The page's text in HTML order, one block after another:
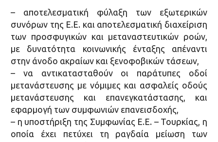
– αποτελεσματική φύλαξη των εξωτερικών
συνόρων της Ε.Ε. και αποτελεσματική διαχείριση
των προσφυγικών και μεταναστευτικών ροών,
με δυνατότητα κοινωνικής ένταξης απέναντι
στην άνοδο ακραίων και ξενοφοβικών τάσεων,
– να αντικατασταθούν οι παράτυπες οδοί
μετανάστευσης με νόμιμες και ασφαλείς οδούς
μετανάστευσης και επανεγκατάστασης, και
εφαρμογή των συμφωνιών επανεισδοχής,
– η υποστήριξη της Συμφωνίας Ε.Ε. – Τουρκίας, η
οποία έχει πετύχει τη ραγδαία μείωση των